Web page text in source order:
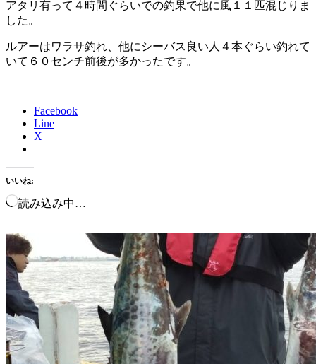
アタリ有って４時間ぐらいでの釣果で他に風１１匹混じりま
した。
ルアーはワラサ釣れ、他にシーバス良い人４本ぐらい釣れて
いて６０センチ前後が多かったです。
Facebook
Line
X
いいね:
読み込み中…